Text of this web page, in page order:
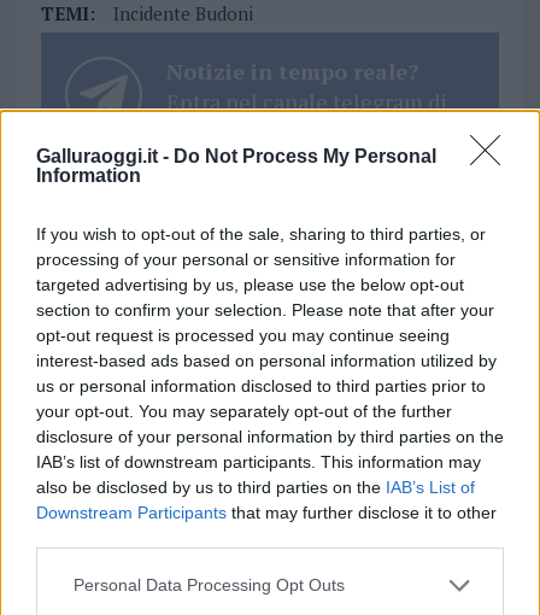
Galluraoggi.it - Do Not Process My Personal
Information
If you wish to opt-out of the sale, sharing to third parties, or
processing of your personal or sensitive information for
targeted advertising by us, please use the below opt-out
section to confirm your selection. Please note that after your
opt-out request is processed you may continue seeing
interest-based ads based on personal information utilized by
us or personal information disclosed to third parties prior to
your opt-out. You may separately opt-out of the further
disclosure of your personal information by third parties on the
IAB’s list of downstream participants. This information may
also be disclosed by us to third parties on the IAB’s List of
Downstream Participants that may further disclose it to other
Please note that this website/app uses one or more Google
Personal Data Processing Opt Outs
TEMI: Incidente Budoni
Notizie in tempo reale?
Entra nel canale telegram di
Inviaci le tue segnalazioni,
i tuoi video e le tue foto
Su WhatsApp al numero +39
345 356 7512
Ricevi le nostre ultime news
daGoogle News